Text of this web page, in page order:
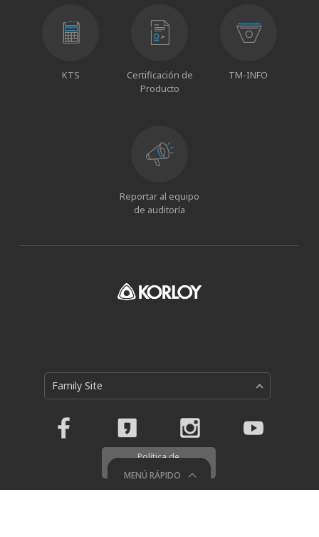
MENÚ RÁPIDO
KTS
Certificación de
Producto
TM-INFO
Reportar al equipo
de auditoría
Política de
Privacidad
Family Site